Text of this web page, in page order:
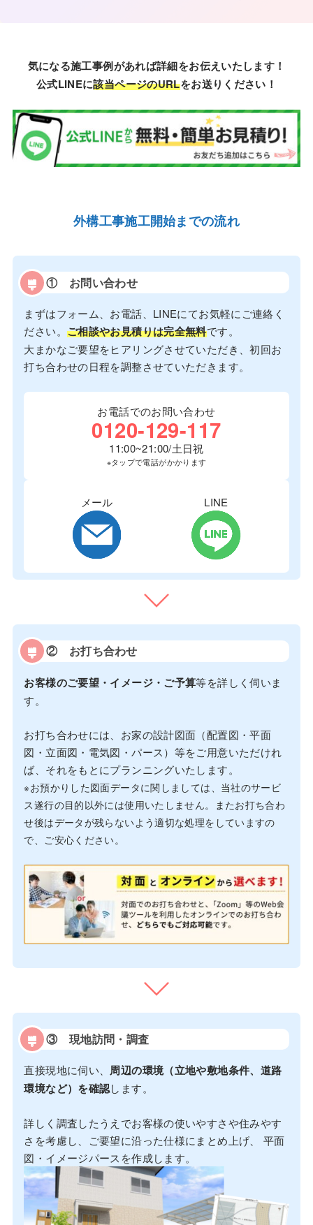
気になる施工事例があれば詳細をお伝えいたします！
公式LINEに該当ページのURLをお送りください！
外構工事施工開始までの流れ
① お問い合わせ
まずはフォーム、お電話、LINEにてお気軽にご連絡く
ださい。 ご相談やお見積りは完全無料です。
大まかなご要望をヒアリングさせていただき、初回お
打ち合わせの日程を調整させていただきます。
お電話でのお問い合わせ
0120-129-117
11:00~21:00/土日祝
※タップで電話がかかります
メール LINE
② お打ち合わせ
お客様のご要望・イメージ・ご予算等を詳しく伺いま
す。
お打ち合わせには、お家の設計図面（配置図・平面
図・立面図・電気図・パース）等をご用意いただけれ
ば、それをもとにプランニングいたします。
※お預かりした図面データに関しましては、当社のサービ
ス遂行の目的以外には使用いたしません。またお打ち合わ
せ後はデータが残らないよう適切な処理をしていますの
で、ご安心ください。
③ 現地訪問・調査
直接現地に伺い、 周辺の環境（立地や敷地条件、道路
環境など）を確認します。
詳しく調査したうえでお客様の使いやすさや住みやす
さを考慮し、ご要望に沿った仕様にまとめ上げ、 平面
図・イメージパースを作成します。